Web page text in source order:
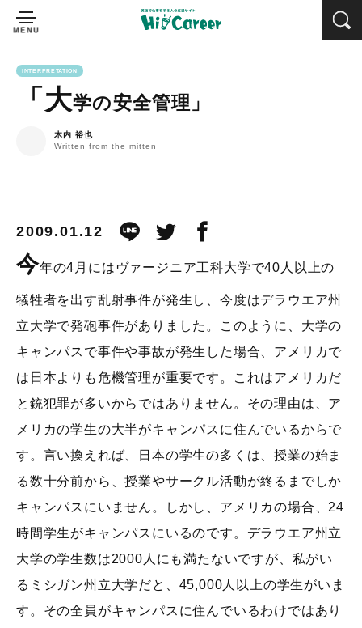
INTERPRETATION
「大学の安全管理」
木内 裕也
Written from the mitten
2009.01.12
今年の4月にはヴァージニア工科大学で40人以上の
犠牲者を出す乱射事件が発生し、今度はデラウエア州
立大学で発砲事件がありました。このように、大学の
キャンパスで事件や事故が発生した場合、アメリカで
は日本よりも危機管理が重要です。これはアメリカだ
と銃犯罪が多いからではありません。その理由は、ア
メリカの学生の大半がキャンパスに住んでいるからで
す。言い換えれば、日本の学生の多くは、授業の始ま
る数十分前から、授業やサークル活動が終るまでしか
キャンパスにいません。しかし、アメリカの場合、24
時間学生がキャンパスにいるのです。デラウエア州立
大学の学生数は2000人にも満たないですが、私がい
るミシガン州立大学だと、45,000人以上の学生がいま
す。その全員がキャンパスに住んでいるわけではあり